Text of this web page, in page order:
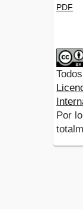
PDF
Por